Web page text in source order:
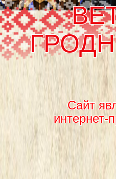
Сайт
интернет-